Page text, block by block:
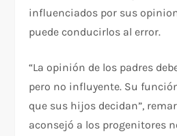
influenciados por sus
puede conducirlos al error.
“La opinión de los padres
pero no influyente. Su
que sus hijos decidan”,
aconsejó a los progenitores